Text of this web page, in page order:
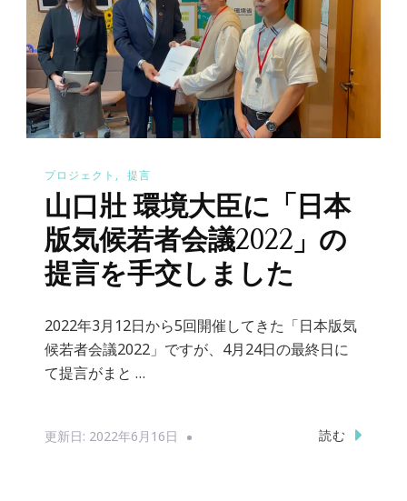
プロジェクト 提言
山口壯 環境大臣に「日本
版気候若者会議2022」の
提言を手交しました
2022年3月12日から5回開催してきた「日本版気
候若者会議2022」ですが、4月24日の最終日に
て提言がまと …
更新日: 2022年6月16日 読む